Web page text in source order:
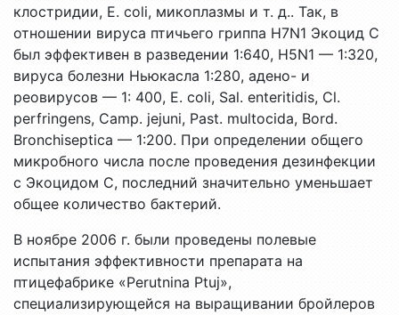
клостридии, E. coli, микоплазмы и т. д.. Так, в
отношении вируса птичьего гриппа H7N1 Экоцид С
был эффективен в разведении 1:640, H5N1 — 1:320,
вируса болезни Ньюкасла 1:280, адено- и
реовирусов — 1: 400, E. coli, Sal. enteritidis, Cl.
perfringens, Camp. jejuni, Past. multocida, Bord.
Bronchiseptica — 1:200. При определении общего
микробного числа после проведения дезинфекции
с Экоцидом С, последний значительно уменьшает
общее количество бактерий.
В ноябре 2006 г. были проведены полевые
испытания эффективности препарата на
птицефабрике «Perutnina Ptuj»,
специализирующейся на выращивании бройлеров